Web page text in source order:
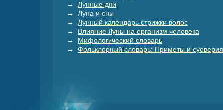
→ Лунные дни
→ Луна и сны
→ Лунный календарь стрижки волос
→ Влияние Луны на организм человека
→ Мифологический словарь
→ Фольклорный словарь: Приметы и суеверия